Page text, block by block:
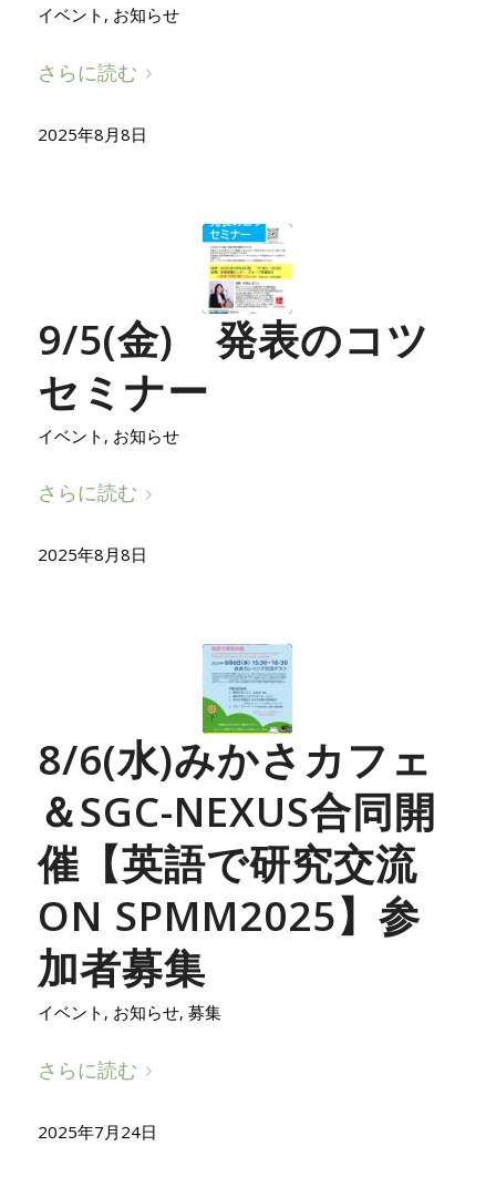
イベント , お知らせ
さらに読む
2025年8月8日
9/5(金) 発表のコツ
セミナー
イベント , お知らせ
さらに読む
2025年8月8日
8/6(水)みかさカフェ
＆SGC-NEXUS合同開
催【英語で研究交流
ON SPMM2025】参
加者募集
イベント , お知らせ, 募集
さらに読む
2025年7月24日